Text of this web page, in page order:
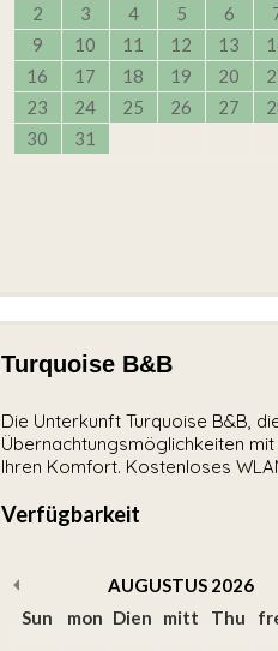
2
3 4 5 6
9
10 11 12 13
16
17 18 19 20
23
24 25 26 27
30
31
Turquoise B&B
Die Unterkunft Turquoise B&B,
Übernachtungsmöglichkeiten
Ihren Komfort. Kostenloses
Verfügbarkeit
AUGUSTUS 2026
Sun
mon Dien mitt Thu